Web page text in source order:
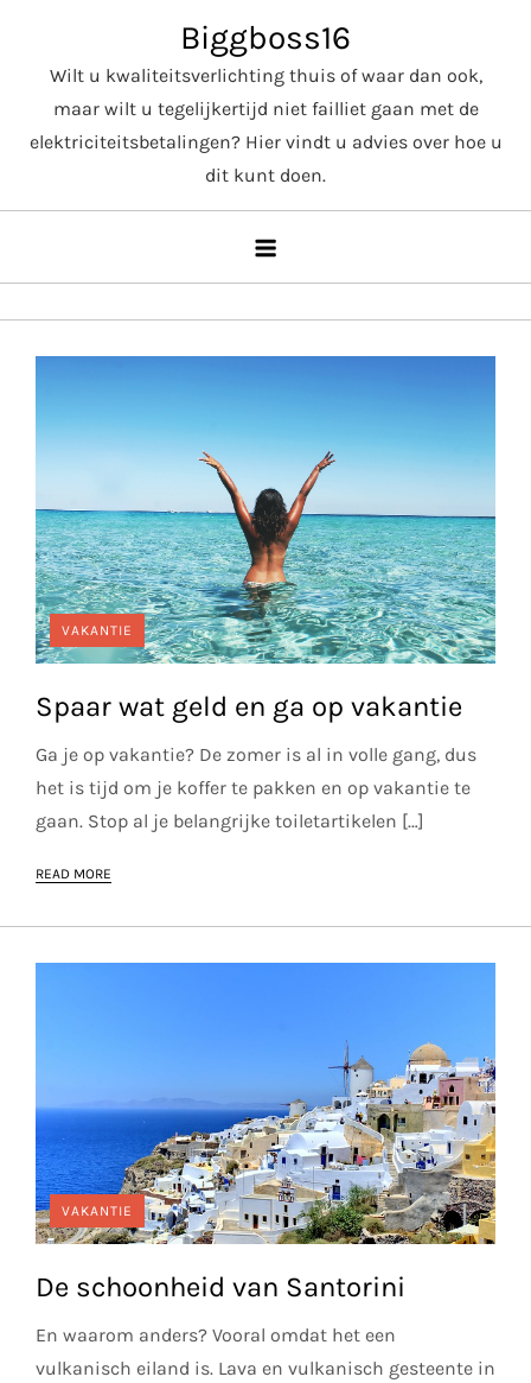
content
Biggboss16
Wilt u kwaliteitsverlichting thuis of waar dan ook,
maar wilt u tegelijkertijd niet failliet gaan met de
elektriciteitsbetalingen? Hier vindt u advies over hoe u
dit kunt doen.
VAKANTIE
Spaar wat geld en ga op vakantie
Ga je op vakantie? De zomer is al in volle gang, dus
het is tijd om je koffer te pakken en op vakantie te
gaan. Stop al je belangrijke toiletartikelen […]
READ MORE
VAKANTIE
De schoonheid van Santorini
En waarom anders? Vooral omdat het een
vulkanisch eiland is. Lava en vulkanisch gesteente in